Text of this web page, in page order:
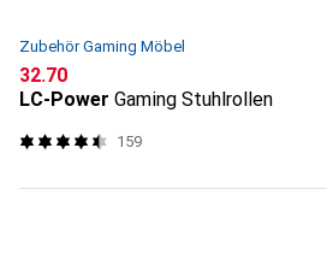
Zubehör Gaming Möbel
CHF
32.70
LC-Power Gaming Stuhlrollen
159